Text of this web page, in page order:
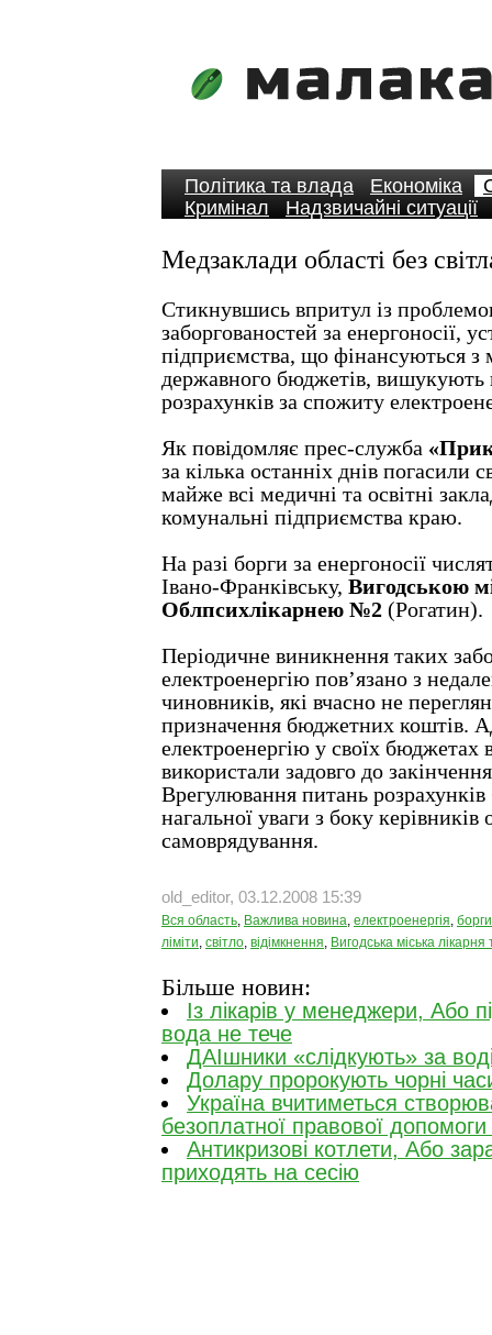
Політика та влада Економіка
Кримінал
Надзвичайні ситуації
Медзаклади області без
Стикнувшись впритул із
заборгованостей за енергоносії,
підприємства, що фінансуються з
державного бюджетів,
розрахунків за спожиту
Як повідомляє прес-служба
за кілька останніх днів погасили
майже всі медичні та освітні
комунальні підприємства краю.
На разі борги за енергоносії
Івано-Франківську, Вигодською
Облпсихлікарнею №2 (Рогатин).
Періодичне виникнення таких
електроенергію пов’язано з
чиновників, які вчасно не
призначення бюджетних коштів.
електроенергію у своїх бюджетах
використали задовго до
Врегулювання питань
нагальної уваги з боку керівників
самоврядування.
old_editor, 03.12.2008 15:39
Вся область, Важлива новина, електроенергія, борги
ліміти, світло, відімкнення, Вигодська міська
Більше новин:
Із лікарів у менеджери, Або
вода не тече
ДАІшники «слідкують» за
Долару пророкують чорні
Україна вчитиметься
безоплатної правової
Антикризові котлети, Або
приходять на сесію